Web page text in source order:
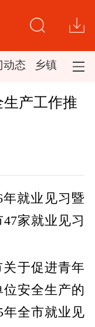
动态 乡镇新闻
产工作推
年就业见习暨
家就业见习
于促进青年
安全生产的
年全市就业见